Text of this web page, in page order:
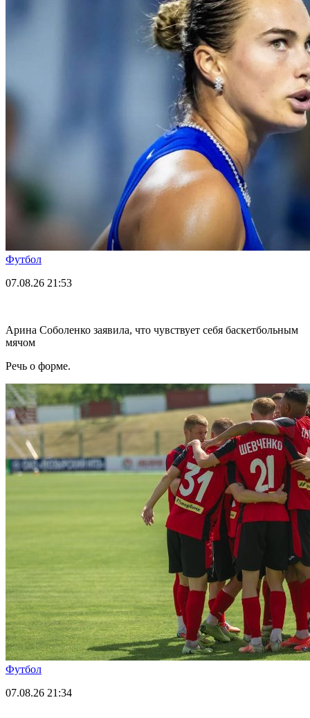
Футбол
07.08.26 21:53
Арина Соболенко заявила, что чувствует себя баскетбольным
мячом
Речь о форме.
Футбол
07.08.26 21:34